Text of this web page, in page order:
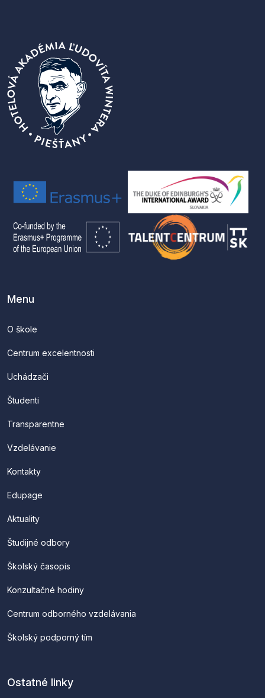
Menu
O škole
Centrum excelentnosti
Uchádzači
Študenti
Transparentne
Vzdelávanie
Kontakty
Edupage
Aktuality
Študijné odbory
Školský časopis
Konzultačné hodiny
Centrum odborného vzdelávania
Školský podporný tím
Ostatné linky